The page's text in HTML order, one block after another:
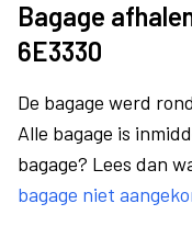
Bagage
6E3330
De bagage werd
Alle bagage is
bagage? Lees dan
bagage niet